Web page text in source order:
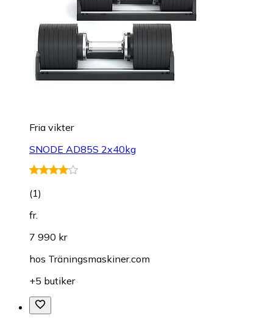
Fria vikter
SNODE AD85S 2x40kg
(1)
fr.
7 990 kr
hos Träningsmaskiner.com
+5 butiker